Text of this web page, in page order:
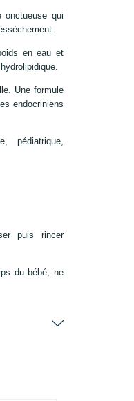
qui
en eau et
Une formule
endocriniens
pédiatrique,
puis rincer
du bébé, ne